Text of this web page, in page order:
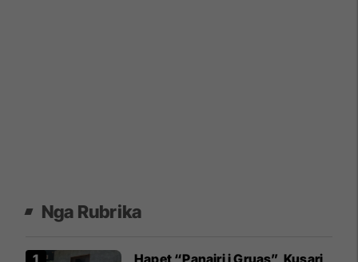
Nga Rubrika
Hapet “Panairi i Gruas”, Kusari